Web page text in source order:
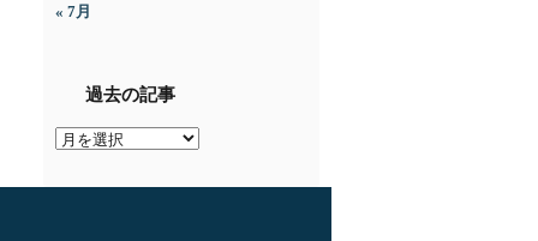
« 7月
過去の記事
過